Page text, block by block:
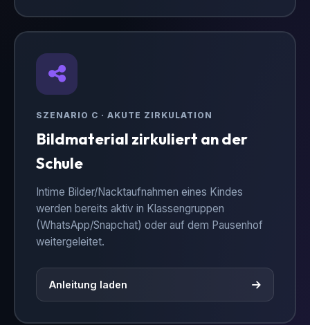
SZENARIO C · AKUTE ZIRKULATION
Bildmaterial zirkuliert an der
Schule
Intime Bilder/Nacktaufnahmen eines Kindes
werden bereits aktiv in Klassengruppen
(WhatsApp/Snapchat) oder auf dem Pausenhof
weitergeleitet.
Anleitung laden